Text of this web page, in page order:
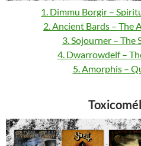
1. Dimmu Borgir –
2. Ancient Bards – The
3. Sojourner – The
4. Dwarrowdelf –
5. Amorphis –